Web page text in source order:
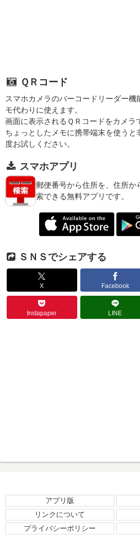
ＱＲコード
スマホカメラのバーコードリーダー機
モ代わりに使えます。
画面に表示されるＱＲコードをカメラ
ちょっとしたメモに携帯端末を使うと
度お試しください。
スマホアプリ
郵便番号から住所を、住所か
索できる無料アプリです。
ＳＮＳでシェアする
X Facebook
Instapaper LINE
アプリ版
リンクについて
プライバシーポリシー